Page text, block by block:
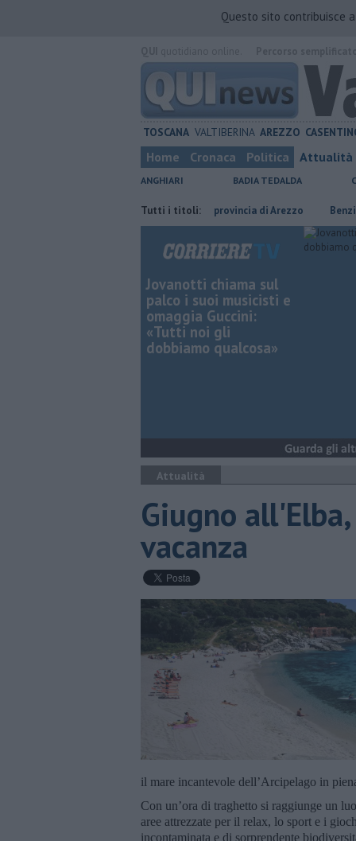
Questo sito contribuisce
TOSCANA VALTIBERINA AREZZO
Home Cronaca Politica Attualità
ANGHIARI BADIA TEDALDA
Tutti i titoli:
​Tutte le offerte di lavoro in provincia di Arezzo ​Benzina, gasolio,
Jovanotti chiama sul
palco i suoi musicisti e
omaggia Guccini:
«Tutti noi gli
dobbiamo qualcosa»
Attualità
Giugno
vacanza
il mare incantevole dell’Arcipelago in
Con un’ora di traghetto si raggiunge un
aree attrezzate per il relax, lo sport e i
incontaminata e di sorprendente